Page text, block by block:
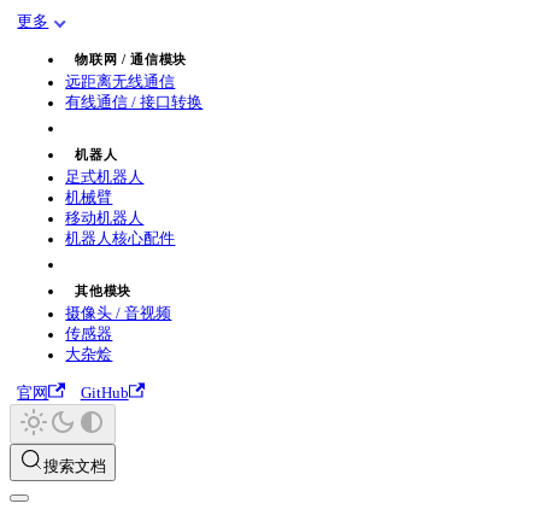
更多
物联网 / 通信模块
远距离无线通信
有线通信 / 接口转换
机器人
足式机器人
机械臂
移动机器人
机器人核心配件
其他模块
摄像头 / 音视频
传感器
大杂烩
官网 GitHub
搜索文档